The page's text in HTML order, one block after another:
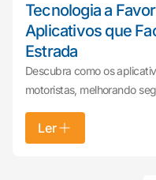
Tecnologia a
Aplicativos que
Estrada
Descubra como os
motoristas, melhorando
Ler